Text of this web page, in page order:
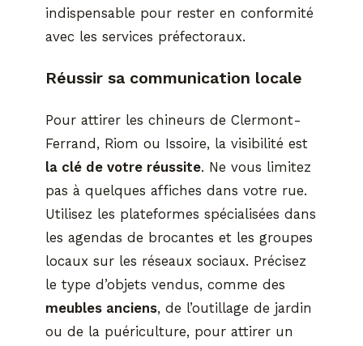
indispensable pour rester en conformité
avec les services préfectoraux.
Réussir sa communication locale
Pour attirer les chineurs de Clermont-
Ferrand, Riom ou Issoire, la visibilité est
la clé de votre réussite. Ne vous limitez
pas à quelques affiches dans votre rue.
Utilisez les plateformes spécialisées dans
les agendas de brocantes et les groupes
locaux sur les réseaux sociaux. Précisez
le type d’objets vendus, comme des
meubles anciens, de l’outillage de jardin
ou de la puériculture, pour attirer un